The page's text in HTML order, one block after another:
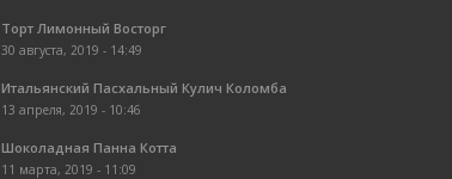
Торт Лимонный Восторг
30 августа, 2019 - 14:49
Итальянский Пасхальный Кулич Коломба
13 апреля, 2019 - 10:46
Шоколадная Панна Котта
11 марта, 2019 - 11:09